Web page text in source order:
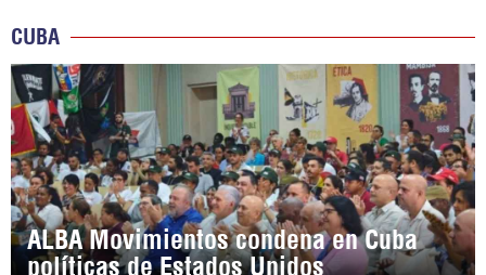
CUBA
ALBA Movimientos condena en Cuba
políticas de Estados Unidos